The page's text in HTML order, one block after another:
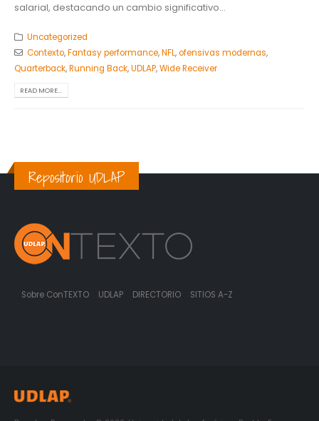
salarial, destacando un cambio significativo...
Uncategorized
Contexto,Fantasy performance,NFL,ofensivas modernas,
Quarterback,Running Back,UDLAP,Wide Receiver
READ MORE...
Repositorio UDLAP
Sobre ConTEXTO UDLAP DIRECTORIO SITIOS A-Z